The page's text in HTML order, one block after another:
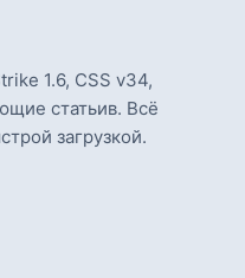
1.6, CSS v34,
статьив. Всё
загрузкой.